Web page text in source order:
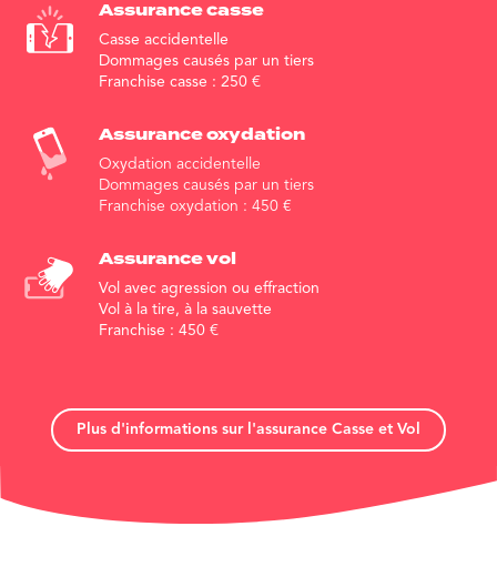
Assurancecasse
Casse accidentelle
Dommages causés par un tiers
Franchise casse : 250 €
Assuranceoxydation
Oxydation accidentelle
Dommages causés par un tiers
Franchise oxydation : 450 €
Assurance vol
Vol avec agression ou effraction
Vol à la tire, à la sauvette
Franchise : 450 €
Plus d'informations sur l'assurance Casse et Vol